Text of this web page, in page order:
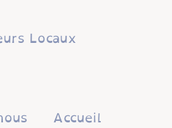
Locaux
Accueil